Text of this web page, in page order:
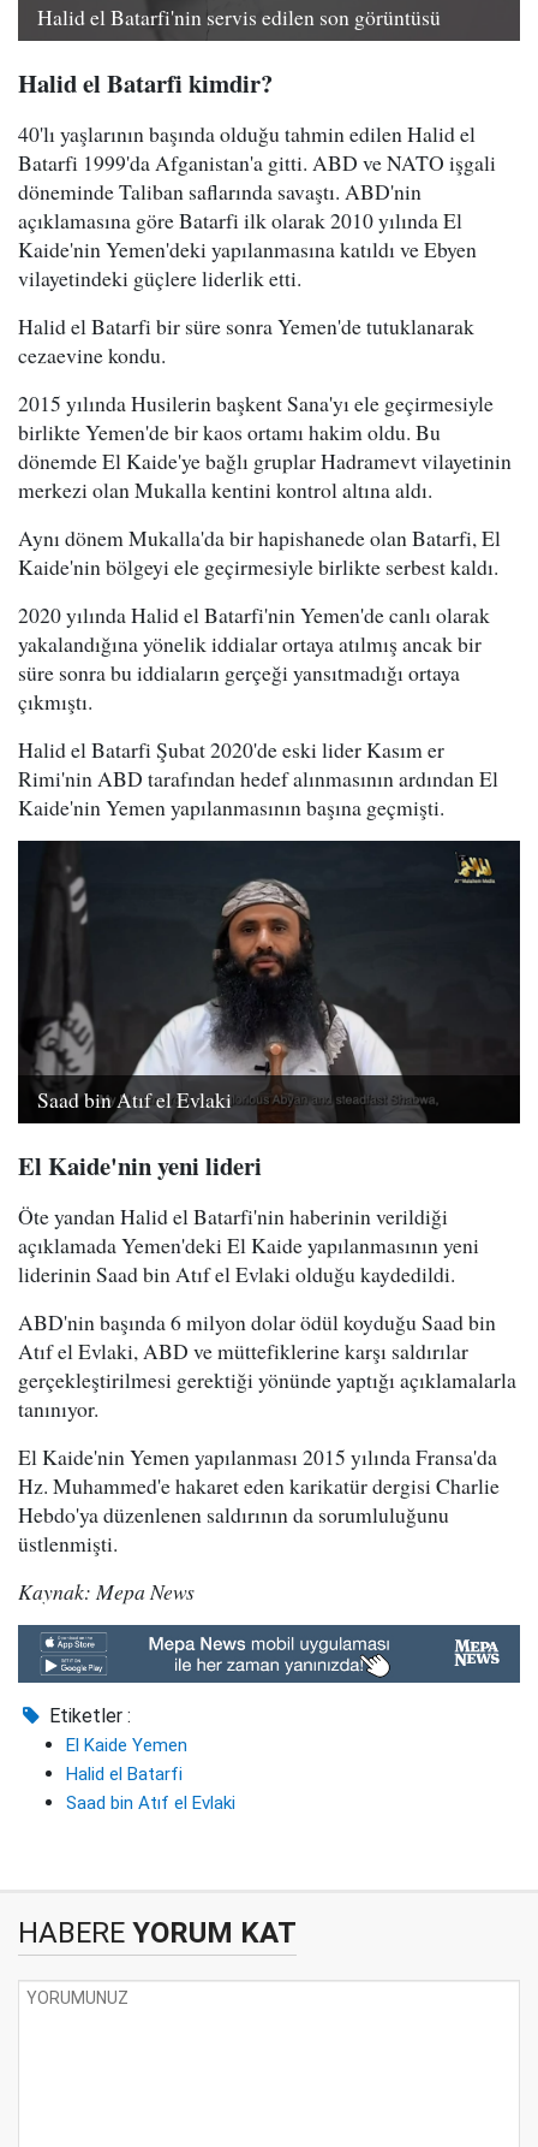
Halid el Batarfi'nin servis edilen son görüntüsü
Halid el Batarfi kimdir?
40'lı yaşlarının başında olduğu tahmin edilen Halid el
Batarfi 1999'da Afganistan'a gitti. ABD ve NATO işgali
döneminde Taliban saflarında savaştı. ABD'nin
açıklamasına göre Batarfi ilk olarak 2010 yılında El
Kaide'nin Yemen'deki yapılanmasına katıldı ve Ebyen
vilayetindeki güçlere liderlik etti.
Halid el Batarfi bir süre sonra Yemen'de tutuklanarak
cezaevine kondu.
2015 yılında Husilerin başkent Sana'yı ele geçirmesiyle
birlikte Yemen'de bir kaos ortamı hakim oldu. Bu
dönemde El Kaide'ye bağlı gruplar Hadramevt vilayetinin
merkezi olan Mukalla kentini kontrol altına aldı.
Aynı dönem Mukalla'da bir hapishanede olan Batarfi, El
Kaide'nin bölgeyi ele geçirmesiyle birlikte serbest kaldı.
2020 yılında Halid el Batarfi'nin Yemen'de canlı olarak
yakalandığına yönelik iddialar ortaya atılmış ancak bir
süre sonra bu iddiaların gerçeği yansıtmadığı ortaya
çıkmıştı.
Halid el Batarfi Şubat 2020'de eski lider Kasım er
Rimi'nin ABD tarafından hedef alınmasının ardından El
Kaide'nin Yemen yapılanmasının başına geçmişti.
Saad bin Atıf el Evlaki
El Kaide'nin yeni lideri
Öte yandan Halid el Batarfi'nin haberinin verildiği
açıklamada Yemen'deki El Kaide yapılanmasının yeni
liderinin Saad bin Atıf el Evlaki olduğu kaydedildi.
ABD'nin başında 6 milyon dolar ödül koyduğu Saad bin
Atıf el Evlaki, ABD ve müttefiklerine karşı saldırılar
gerçekleştirilmesi gerektiği yönünde yaptığı açıklamalarla
tanınıyor.
El Kaide'nin Yemen yapılanması 2015 yılında Fransa'da
Hz. Muhammed'e hakaret eden karikatür dergisi Charlie
Hebdo'ya düzenlenen saldırının da sorumluluğunu
üstlenmişti.
Kaynak: Mepa News
Etiketler :
El Kaide Yemen
Halid el Batarfi
Saad bin Atıf el Evlaki
HABERE YORUM KAT